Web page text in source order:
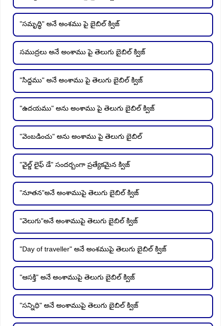
"సమృద్ధి" అనే అంశము పై బైబిల్ క్విజ్
సముద్రలు అనే అంశాము పై తెలుగు బైబిల్ క్విజ్
"సిద్దము" అనే అంశాము పై తెలుగు బైబిల్ క్విజ్
"ఉదయము" అను అంశాము పై తెలుగు బైబిల్ క్విజ్
"వెంబడించు" అను అంశాము పై తెలుగు బైబిల్
"వైల్డ్ లైఫ్ డే" సందర్బంగా ప్రత్యేకమైన క్విజ్
"నూతన"అనే అంశాముపై తెలుగు బైబిల్ క్విజ్
"వెలుగు"అనే అంశాముపై తెలుగు బైబిల్ క్విజ్
"Day of traveller" అనే అంశముపై తెలుగు బైబిల్ క్విజ్
"ఆసక్తి" అనే అంశాముపై తెలుగు బైబిల్ క్విజ్
"సన్నిధి" అనే అంశాముపై తెలుగు బైబిల్ క్విజ్